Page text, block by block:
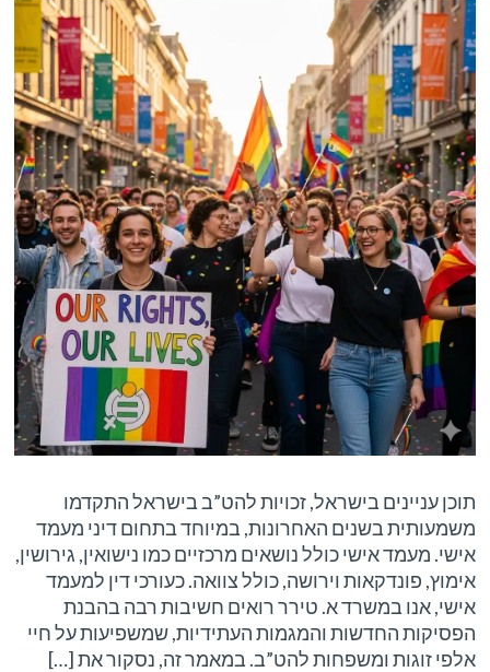
תוכן עניינים בישראל, זכויות להט”ב בישראל התקדמו
משמעותית בשנים האחרונות, במיוחד בתחום דיני מעמד
אישי. מעמד אישי כולל נושאים מרכזיים כמו נישואין, גירושין,
אימוץ, פונדקאות וירושה, כולל צוואה. כעורכי דין למעמד
אישי, אנו במשרד א. טירר רואים חשיבות רבה בהבנת
הפסיקות החדשות והמגמות העתידיות, שמשפיעות על חיי
אלפי זוגות ומשפחות להט”ב. במאמר זה, נסקור את […]